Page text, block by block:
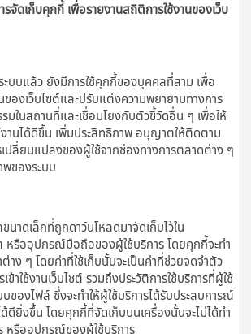
จัดเก็บคุกกี้ เพื่อรายงานสถิติการใช้งานของเว็บ
บแล้ว ยังมีการใช้คุกกี้ของบุคคลที่สาม เพื่อ
ของเว็บไซต์และปรับแต่งความพยายามทางการ
ในสถานที่และเชื่อมโยงกับตัวชี้วัดอื่น ๆ เพื่อให้
งานได้ดีขึ้น เพิ่มประสิทธิภาพ อนุญาตให้ติดตาม
ปลี่ยนแปลงของผู้ใช้จากช่องทางการตลาดต่าง ๆ
พของระบบ
าดเล็กที่ถูกดาว์นโหลดมาจัดเก็บไว้ใน
หรืออุปกรณ์มือถือของผู้ใช้บริการ โดยคุกกี้จะทำ
าง ๆ โดยค่าที่ใช้เก็บนั้นจะเป็นค่าที่ช่วยจดจำตัว
าใช้งานเว็บไซต์ รวมถึงประวัติการใช้บริการที่ผู้ใช้
ของไฟล์ ซึ่งจะทำให้ผู้ใช้บริการได้รับประสบการณ์
ด้ดียิ่งขึ้น โดยคุกกี้ที่จัดเก็บบนเครื่องนั้นจะไม่ได้ทำ
หรืออุปกรณ์ของผู้ใช้บริการ